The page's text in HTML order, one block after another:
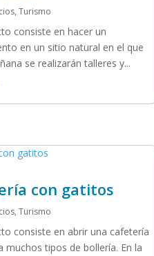
, Turismo
consiste en hacer un
en un sitio natural en el que
se realizarán talleres y...
con gatitos
, Turismo
consiste en abrir una cafetería
muchos tipos de bollería. En la